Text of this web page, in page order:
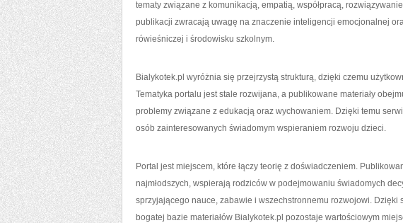
tematy związane z komunikacją, empatią, współpracą,
publikacji zwracają uwagę na znaczenie inteligencji emocjonalnej
rówieśniczej i środowisku szkolnym.
Bialykotek.pl wyróżnia się przejrzystą strukturą, dzięki czemu
Tematyka portalu jest stale rozwijana, a publikowane materiały
problemy związane z edukacją oraz wychowaniem. Dzięki temu
osób zainteresowanych świadomym wspieraniem rozwoju dzieci.
Portal jest miejscem, które łączy teorię z doświadczeniem.
najmłodszych, wspierają rodziców w podejmowaniu świadomych
sprzyjającego nauce, zabawie i wszechstronnemu rozwojowi.
bogatej bazie materiałów Bialykotek.pl pozostaje wartościowym